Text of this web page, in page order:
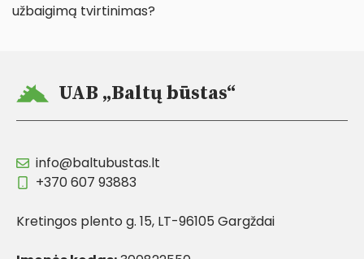
užbaigimą tvirtinimas?
UAB „Baltų būstas“
info@baltubustas.lt
+370 607 93883
Kretingos plento g. 15, LT-96105 Gargždai